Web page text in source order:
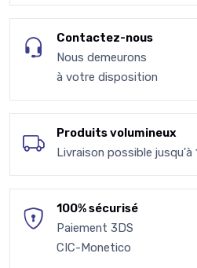
Contactez-nous
Nous demeurons
à votre disposition
Produits volumineux
Livraison possible jusqu'à
100% sécurisé
Paiement 3DS
CIC-Monetico